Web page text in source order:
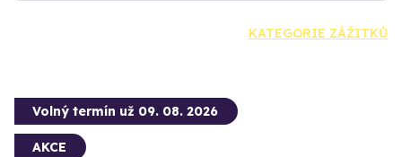
KATEGORIE ZÁŽITKŮ
Volný termín už 09. 08. 2026
AKCE